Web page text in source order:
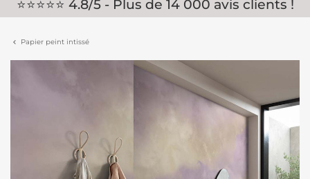
⭐⭐⭐⭐⭐ 4.8/5 - Plus de 14 000 avis clients !
Papier peint intissé